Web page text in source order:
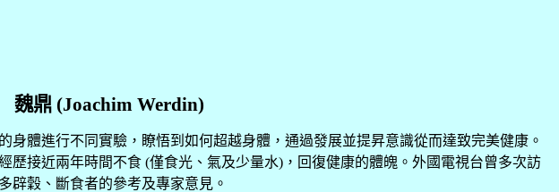
魏鼎(Joachim Werdin)
身體進行不同實驗，瞭悟到如何超越身體，通過發展並提昇意識從而達致完美健康。
歷接近兩年時間不食 (僅食光、氣及少量水) ，回復健康的體魄。外國電視台曾多次訪
辟穀、斷食者的參考及專家意見。